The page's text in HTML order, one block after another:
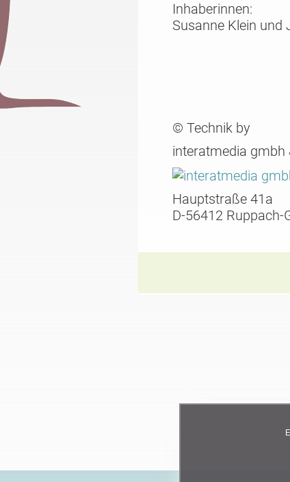
Inhaberinnen:
Susanne Klein und
© Technik by
interatmedia gmbh
Hauptstraße 41a
D-56412 Ruppach-